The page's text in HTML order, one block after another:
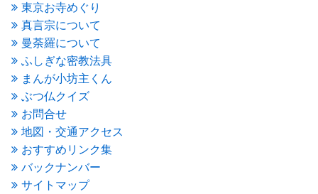
2015年6月(3)
2015年5月(1)
2015年4月(1)
(3)
2015年2月(3)
2015年1月(1)
2014年12月 (2)
2014年9月
2014年5月(1)
2014年4月 (4)
2014年1月 (1)
2013年11月(4)
2013年10月 (2)
東京お寺めぐり
真言宗について
曼荼羅について
ふしぎな密教法具
まんが小坊主くん
ぶつ仏クイズ
お問合せ
地図・交通アクセス
おすすめリンク集
バックナンバー
サイトマップ